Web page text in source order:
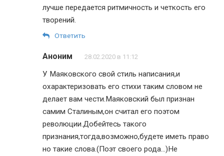
лучше передается ритмичность и четкость его
творений.
Ответить
Аноним 28.02.2020 в 11:12
У Маяковского свой стиль написания,и
охарактеризовать его стихи таким словом не
делает вам чести.Маяковский был признан
самим Сталиным,он считал его поэтом
революции.Добейтесь такого
признания,тогда,возможно,будете иметь право
но такие слова.(Поэт своего рода…)Не